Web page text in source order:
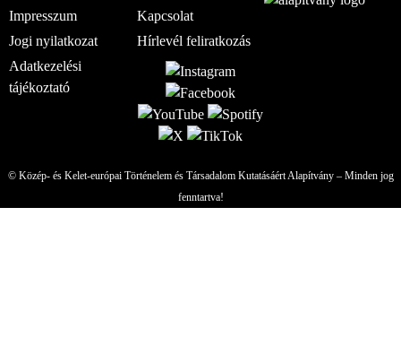
Impresszum
Jogi nyilatkozat
Adatkezelési
tájékoztató
Kapcsolat
Hírlevél feliratkozás
© Közép- és Kelet-európai Történelem és Társadalom Kutatásáért Alapítvány – Minden jog
fenntartva!